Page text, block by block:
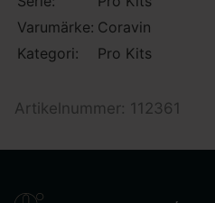
Varumärke: Coravin
Kategori:
Pro Kits
Artikelnummer: 112361